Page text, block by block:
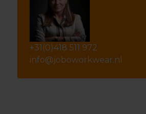
+31(0)418 511 972
info@joboworkwear.nl